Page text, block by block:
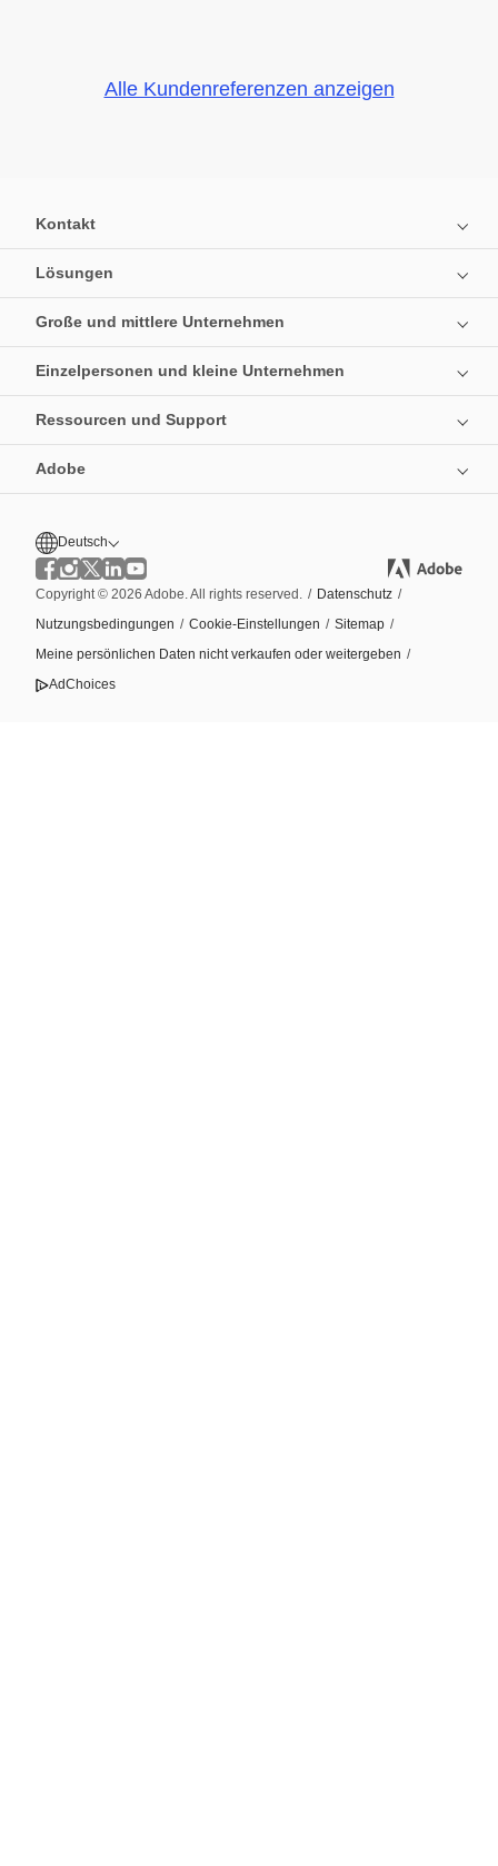
Alle Kundenreferenzen anzeigen
Kontakt
Lösungen
Große und mittlere Unternehmen
Einzelpersonen und kleine Unternehmen
Ressourcen und Support
Adobe
Deutsch
Copyright © 2026 Adobe. All rights reserved. / Datenschutz /
Nutzungsbedingungen / Cookie-Einstellungen / Sitemap /
Meine persönlichen Daten nicht verkaufen oder weitergeben /
AdChoices